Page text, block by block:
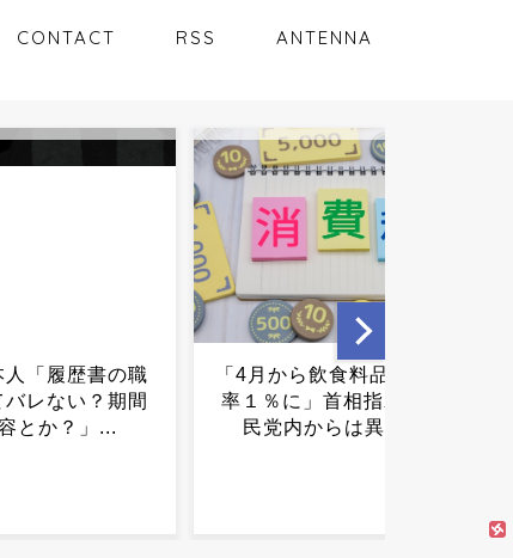
CONTACT RSS ANTENNA
食料品の消費税
相指示も、自
らは異論も...
高市首相、鈴木農水相の”あ
る提案”を無視か…...